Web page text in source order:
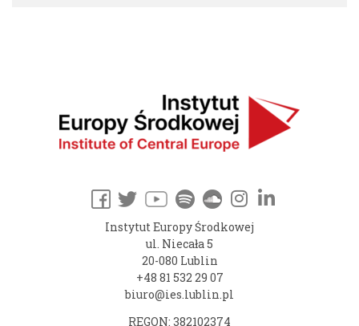
Instytut Europy Środkowej
ul. Niecała 5
20-080 Lublin
+48 81 532 29 07
biuro@ies.lublin.pl
REGON: 382102374